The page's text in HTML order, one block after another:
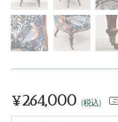
通
常
¥264,000 (税込)